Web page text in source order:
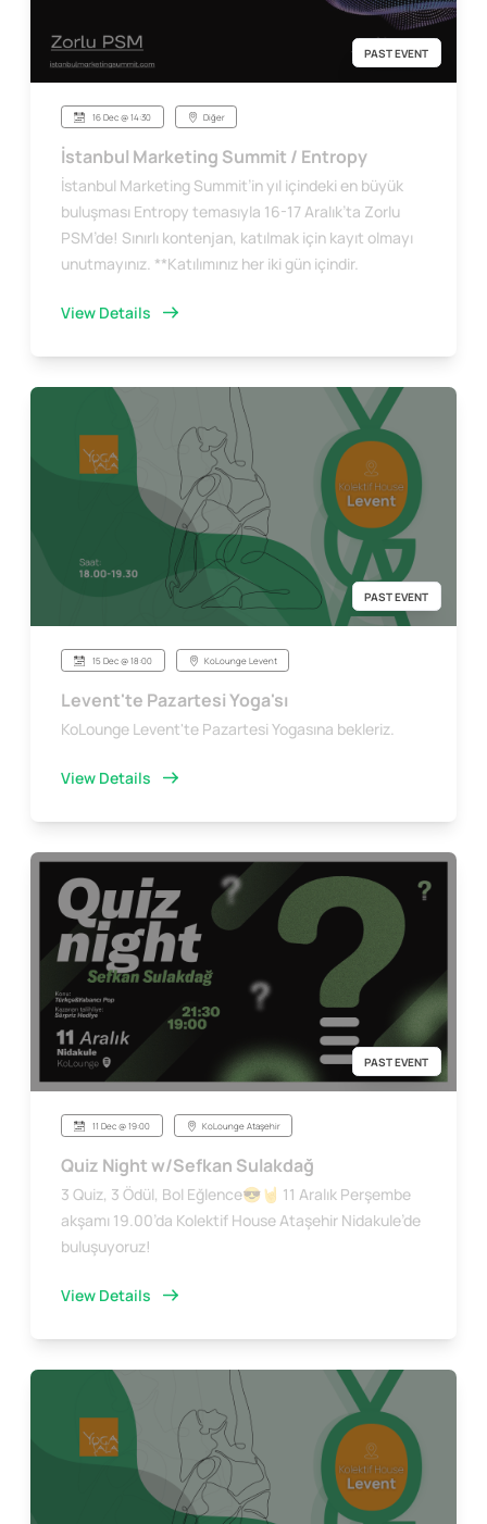
PAST EVENT
16 Dec @ 14:30 Diğer
İstanbul Marketing Summit / Entropy
İstanbul Marketing Summit’in yıl içindeki en büyük
buluşması Entropy temasıyla 16-17 Aralık’ta Zorlu
PSM’de! Sınırlı kontenjan, katılmak için kayıt olmayı
unutmayınız. **Katılımınız her iki gün içindir.
View Details
PAST EVENT
15 Dec @ 18:00 KoLounge Levent
Levent'te Pazartesi Yoga'sı
KoLounge Levent'te Pazartesi Yogasına bekleriz.
View Details
PAST EVENT
11 Dec @ 19:00 KoLounge Ataşehir
Quiz Night w/Sefkan Sulakdağ
3 Quiz, 3 Ödül, Bol Eğlence😎🤘 11 Aralık Perşembe
akşamı 19.00’da Kolektif House Ataşehir Nidakule’de
buluşuyoruz!
View Details